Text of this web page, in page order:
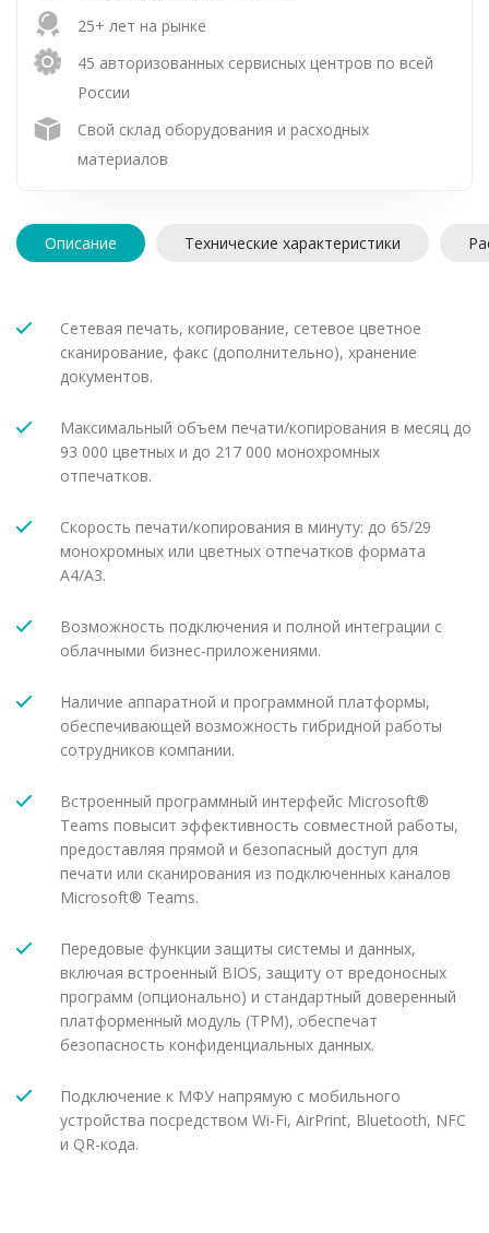
25+ лет на рынке
45 авторизованных сервисных центров по всей
России
Свой склад оборудования и расходных
материалов
Описание Технические характеристики
Сетевая печать, копирование, сетевое цветное
сканирование, факс (дополнительно), хранение
документов.
Максимальный объем печати/копирования в месяц до
93 000 цветных и до 217 000 монохромных
отпечатков.
Скорость печати/копирования в минуту: до 65/29
монохромных или цветных отпечатков формата
A4/A3.
Возможность подключения и полной интеграции с
облачными бизнес-приложениями.
Наличие аппаратной и программной платформы,
обеспечивающей возможность гибридной работы
сотрудников компании.
Встроенный программный интерфейс Microsoft®
Teams повысит эффективность совместной работы,
предоставляя прямой и безопасный доступ для
печати или сканирования из подключенных каналов
Microsoft® Teams.
Передовые функции защиты системы и данных,
включая встроенный BIOS, защиту от вредоносных
программ (опционально) и стандартный доверенный
платформенный модуль (TPM), обеспечат
безопасность конфиденциальных данных.
Подключение к МФУ напрямую с мобильного
устройства посредством Wi-Fi, AirPrint, Bluetooth, NFC
и QR-кода.